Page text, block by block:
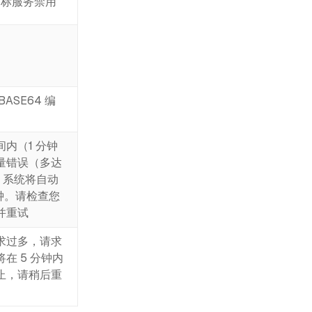
编
内（1 分钟
错误（多达
统将自动
请检查您
重试
过多，请求
在 5 分钟内
，请稍后重